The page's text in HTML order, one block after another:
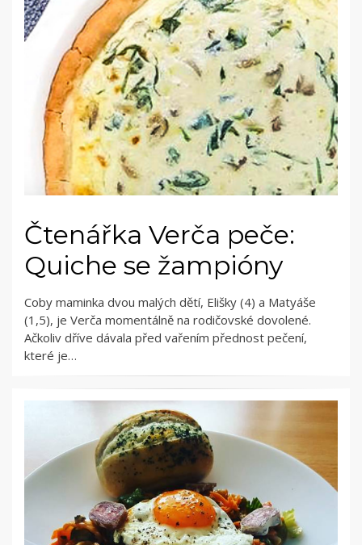
Čtenářka Verča peče:
Quiche se žampióny
Coby maminka dvou malých dětí, Elišky (4) a Matyáše
(1,5), je Verča momentálně na rodičovské dovolené.
Ačkoliv dříve dávala před vařením přednost pečení,
které je…